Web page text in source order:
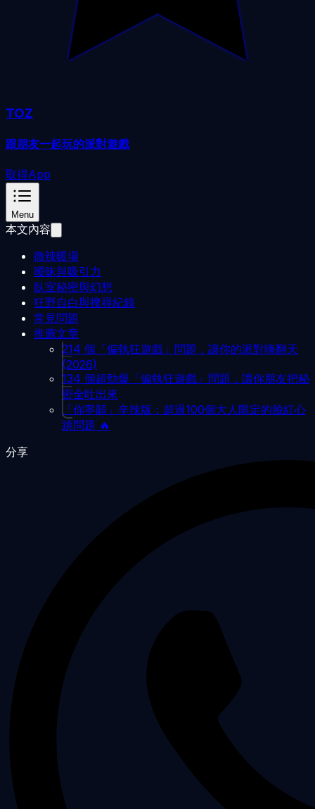
TOZ
跟朋友一起玩的派對遊戲
取得App
Menu
本文內容
微辣暖場
曖昧與吸引力
臥室秘密與幻想
狂野自白與搜尋紀錄
常見問題
推薦文章
214 個「偏執狂遊戲」問題，讓你的派對嗨翻天
(2026)
134 個超勁爆「偏執狂遊戲」問題，讓你朋友把秘
密全吐出來
「你寧願」辛辣版：超過100個大人限定的臉紅心
跳問題 🔥
分享